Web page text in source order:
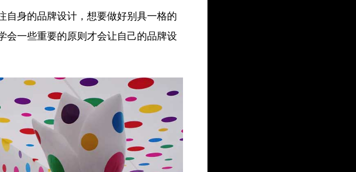
自身的品牌设计，想要做好别具一格的
会一些重要的原则才会让自己的品牌设